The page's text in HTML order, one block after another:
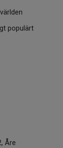
populärt
Åre